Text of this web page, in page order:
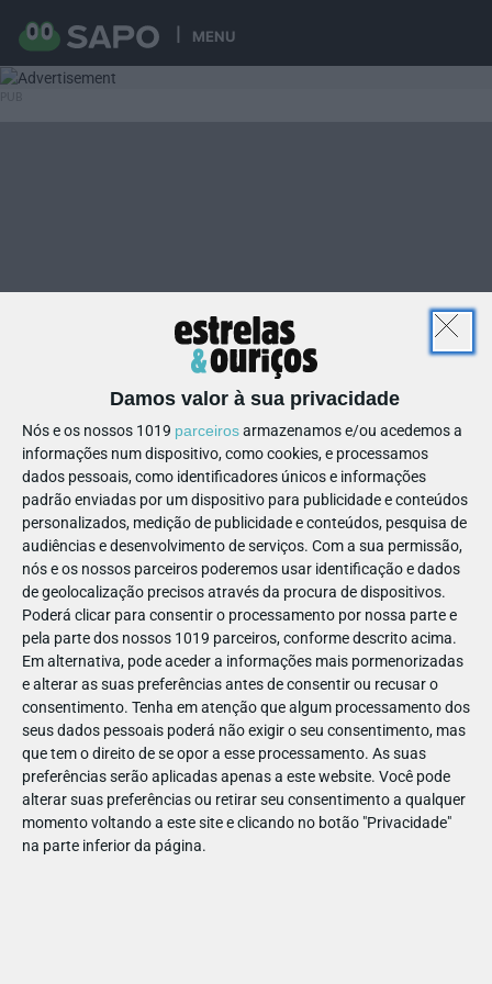
MENU
Damos valor à sua privacidade
Nós e os nossos 1019 parceirosarmazenamos e/ou acedemos a
informações num dispositivo, como cookies, e processamos
dados pessoais, como identificadores únicos e informações
padrão enviadas por um dispositivo para publicidade e conteúdos
personalizados, medição de publicidade e conteúdos, pesquisa de
audiências e desenvolvimento de serviços. Com a sua permissão,
nós e os nossos parceiros poderemos usar identificação e dados
de geolocalização precisos através da procura de dispositivos.
Poderá clicar para consentir o processamento por nossa parte e
pela parte dos nossos 1019 parceiros, conforme descrito acima.
Em alternativa, pode aceder a informações mais pormenorizadas
e alterar as suas preferências antes de consentir ou recusar o
consentimento. Tenha em atenção que algum processamento dos
seus dados pessoais poderá não exigir o seu consentimento, mas
que tem o direito de se opor a esse processamento. As suas
preferências serão aplicadas apenas a este website. Você pode
alterar suas preferências ou retirar seu consentimento a qualquer
momento voltando a este site e clicando no botão "Privacidade"
na parte inferior da página.
11
124170272864617